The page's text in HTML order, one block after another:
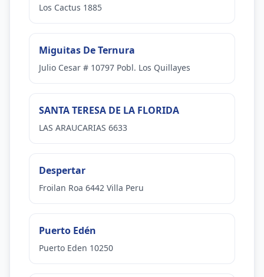
Los Cactus 1885
Miguitas De Ternura
Julio Cesar # 10797 Pobl. Los Quillayes
SANTA TERESA DE LA FLORIDA
LAS ARAUCARIAS 6633
Despertar
Froilan Roa 6442 Villa Peru
Puerto Edén
Puerto Eden 10250